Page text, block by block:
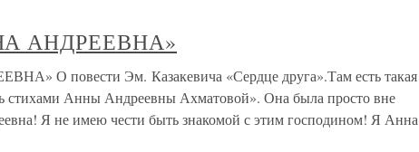
АНДРЕЕВНА»
О повести Эм. Казакевича «Сердце друга».Там есть такая
стихами Анны Андреевны Ахматовой». Она была просто вне
Я не имею чести быть знакомой с этим господином! Я Анна